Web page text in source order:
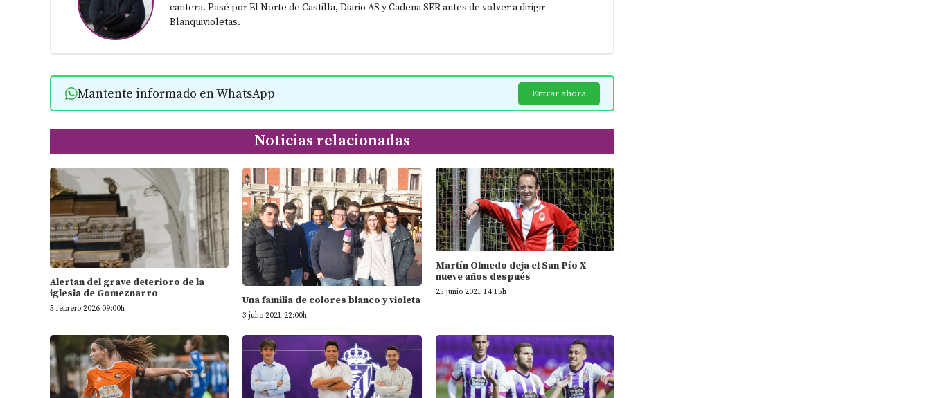
cantera. Pasé por El Norte de Castilla, Diario AS y Cadena SER antes de volver a dirigir
Blanquivioletas.
Mantente informado en WhatsApp Entrar ahora
Noticias relacionadas
Alertan del grave deterioro de la
iglesia de Gomeznarro
5 febrero 2026 09:00h
Una familia de colores blanco y violeta
3 julio 2021 22:00h
Martín Olmedo deja el San Pío X
nueve años después
25 junio 2021 14:15h